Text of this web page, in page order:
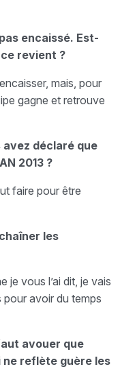
encaissé. Est-
revient ?
mais, pour
gagne et retrouve
déclaré que
2013 ?
faire pour être
les
je vous l’ai dit, je vais
avoir du temps
avouer que
ne reflète guère les